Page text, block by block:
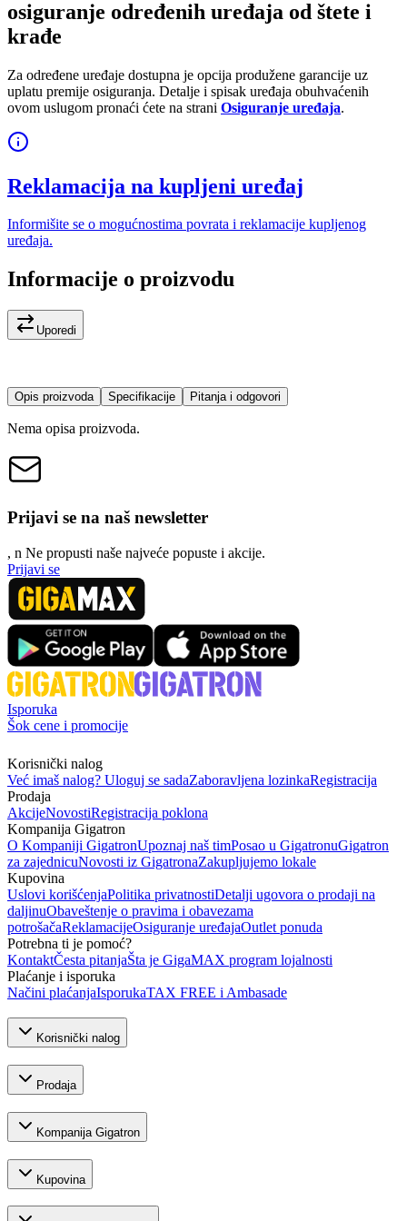
osiguranje određenih uređaja od štete i
krađe
Za određene uređaje dostupna je opcija produžene garancije uz
uplatu premije osiguranja. Detalje i spisak uređaja obuhvaćenih
ovom uslugom pronaći ćete na strani Osiguranje uređaja.
Reklamacija na kupljeni uređaj
Informišite se o mogućnostima povrata i reklamacije kupljenog
uređaja.
Informacije o proizvodu
Uporedi
Opis proizvoda Specifikacije Pitanja i odgovori
Nema opisa proizvoda.
Prijavi se na naš newsletter
, n Ne propusti naše najveće popuste i akcije.
Prijavi se
Isporuka
Šok cene i promocije
Korisnički nalog
Već imaš nalog? Uloguj se sadaZaboravljena lozinkaRegistracija
Prodaja
AkcijeNovostiRegistracija poklona
Kompanija Gigatron
O Kompaniji GigatronUpoznaj naš timPosao u GigatronuGigatron
za zajednicuNovosti iz GigatronaZakupljujemo lokale
Kupovina
Uslovi korišćenjaPolitika privatnostiDetalji ugovora o prodaji na
daljinuObaveštenje o pravima i obavezama
potrošačaReklamacijeOsiguranje uređajaOutlet ponuda
Potrebna ti je pomoć?
KontaktČesta pitanjaŠta je GigaMAX program lojalnosti
Plaćanje i isporuka
Načini plaćanjaIsporukaTAX FREE i Ambasade
Korisnički nalog
Prodaja
Kompanija Gigatron
Kupovina